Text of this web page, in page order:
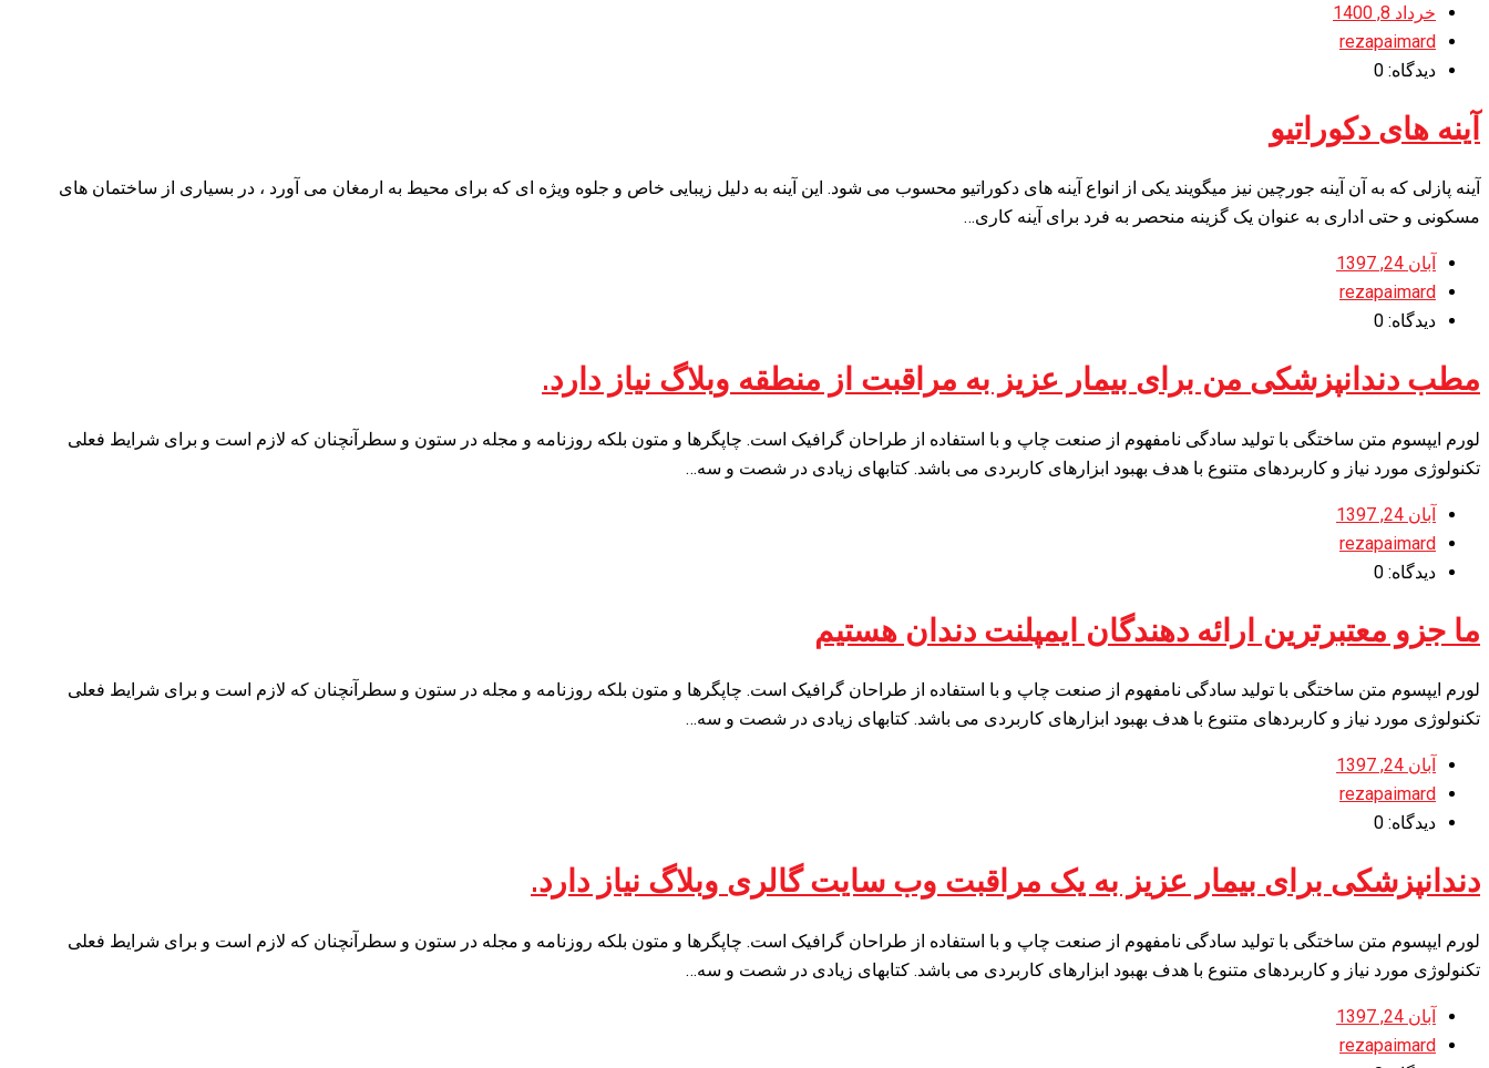
خرداد 8, 1400
rezapaimard
دیدگاه: 0
آینه های دکوراتیو
آینه پازلی که به آن آینه جورچین نیز میگویند یکی از انواع آینه های دکوراتیو محسوب می شود. این آینه به دلیل زیبایی خاص و جلوه ویژه ای که برای محیط به ارمغان می آورد ، در بسیاری از ساختمان های
مسکونی و حتی اداری به عنوان یک گزینه منحصر به فرد برای آینه کاری…
آبان 24, 1397
rezapaimard
دیدگاه: 0
مطب دندانپزشکی من برای بیمار عزیز به مراقبت از منطقه وبلاگ نیاز دارد.
لورم ایپسوم متن ساختگی با تولید سادگی نامفهوم از صنعت چاپ و با استفاده از طراحان گرافیک است. چاپگرها و متون بلکه روزنامه و مجله در ستون و سطرآنچنان که لازم است و برای شرایط فعلی
تکنولوژی مورد نیاز و کاربردهای متنوع با هدف بهبود ابزارهای کاربردی می باشد. کتابهای زیادی در شصت و سه…
آبان 24, 1397
rezapaimard
دیدگاه: 0
ما جزو معتبرترین ارائه دهندگان ایمپلنت دندان هستیم
لورم ایپسوم متن ساختگی با تولید سادگی نامفهوم از صنعت چاپ و با استفاده از طراحان گرافیک است. چاپگرها و متون بلکه روزنامه و مجله در ستون و سطرآنچنان که لازم است و برای شرایط فعلی
تکنولوژی مورد نیاز و کاربردهای متنوع با هدف بهبود ابزارهای کاربردی می باشد. کتابهای زیادی در شصت و سه…
آبان 24, 1397
rezapaimard
دیدگاه: 0
دندانپزشکی برای بیمار عزیز به یک مراقبت وب سایت گالری وبلاگ نیاز دارد.
لورم ایپسوم متن ساختگی با تولید سادگی نامفهوم از صنعت چاپ و با استفاده از طراحان گرافیک است. چاپگرها و متون بلکه روزنامه و مجله در ستون و سطرآنچنان که لازم است و برای شرایط فعلی
تکنولوژی مورد نیاز و کاربردهای متنوع با هدف بهبود ابزارهای کاربردی می باشد. کتابهای زیادی در شصت و سه…
آبان 24, 1397
rezapaimard